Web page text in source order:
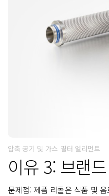
압축 공기 및 가스 필터 엘리먼트
이유 3: 브랜
문제점: 제품 리콜은 식품 및